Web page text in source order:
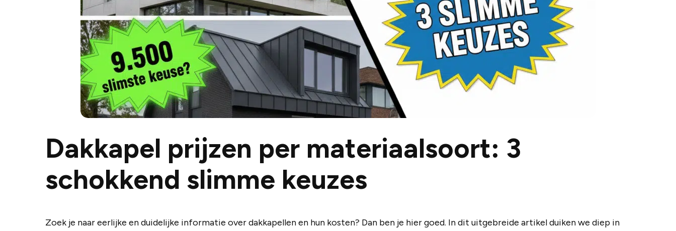
Dakkapel prijzen per materiaalsoort: 3
schokkend slimme keuzes
Zoek je naar eerlijke en duidelijke informatie over dakkapellen en hun kosten? Dan ben je hier goed. In dit uitgebreide artikel duiken we diep in